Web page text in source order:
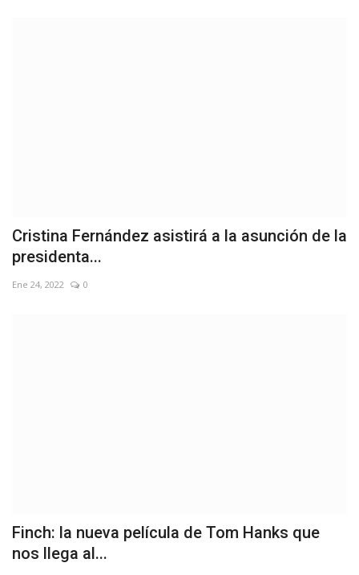
Cristina Fernández asistirá a la asunción de la
presidenta...
Ene 24, 2022 0
Finch: la nueva película de Tom Hanks que
nos llega al...